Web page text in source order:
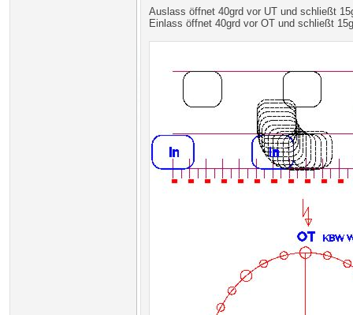
Auslass öffnet 40grd vor UT und schließt
Einlass öffnet 40grd vor OT und schließt